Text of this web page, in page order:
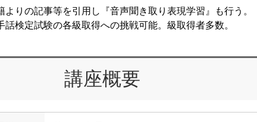
よりの記事等を引用し『音声聞き取り表現学習』も行う。
話検定試験の各級取得への挑戦可能。級取得者多数。
講座概要